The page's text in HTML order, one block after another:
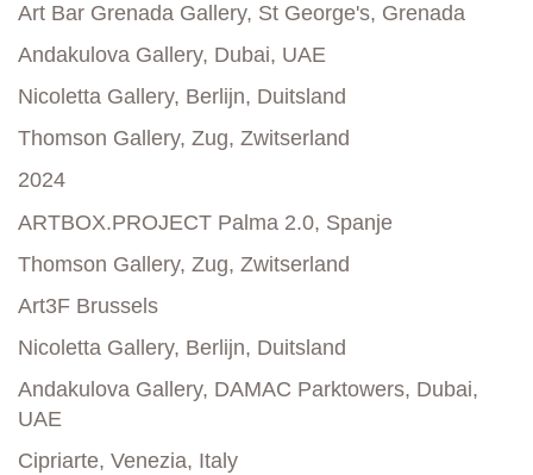
Art Bar Grenada Gallery, St George's, Grenada
Andakulova Gallery, Dubai, UAE
Nicoletta Gallery, Berlijn, Duitsland
Thomson Gallery, Zug, Zwitserland
2024
ARTBOX.PROJECT Palma 2.0, Spanje
Thomson Gallery, Zug, Zwitserland
Art3F Brussels
Nicoletta Gallery, Berlijn, Duitsland
Andakulova Gallery, DAMAC Parktowers, Dubai,
UAE
Cipriarte, Venezia, Italy